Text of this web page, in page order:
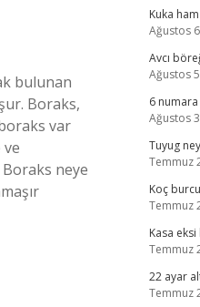
bulunan
Boraks,
var
neye
Kuka
Ağustos
Avcı
Ağustos
6 numara
Ağustos
Tuyug
Temmuz
Koç
Temmuz
Kasa
Temmuz
22 ayar
Temmuz